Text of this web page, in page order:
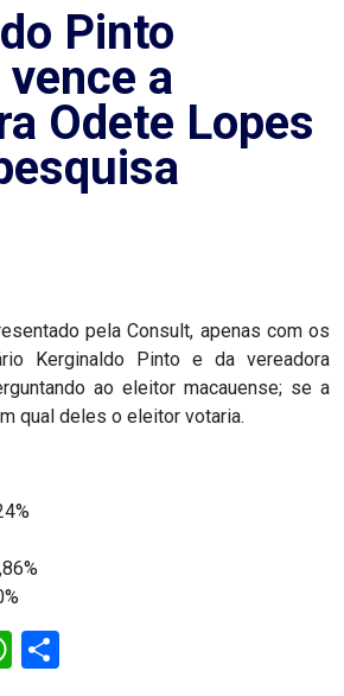
Pinto
a
Odete Lopes
pela Consult, apenas com os
Kerginaldo Pinto e da vereadora
ao eleitor macauense; se a
qual deles o eleitor votaria.
WhatsApp